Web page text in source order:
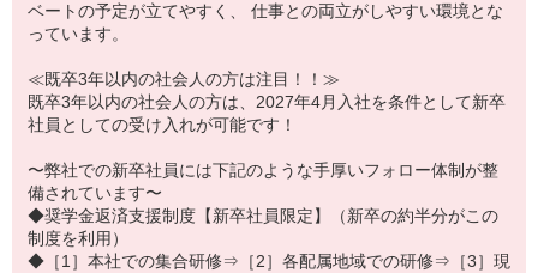
ベートの予定が立てやすく、 仕事との両立がしやすい環境とな
っています。
≪既卒3年以内の社会人の方は注目！！≫
既卒3年以内の社会人の方は、2027年4月入社を条件として新卒
社員としての受け入れが可能です！
〜弊社での新卒社員には下記のような手厚いフォロー体制が整
備されています〜
◆奨学金返済支援制度【新卒社員限定】（新卒の約半分がこの
制度を利用）
◆［1］本社での集合研修⇒［2］各配属地域での研修⇒［3］現